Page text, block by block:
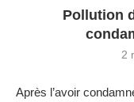
Pollution
2
Après l’avoir